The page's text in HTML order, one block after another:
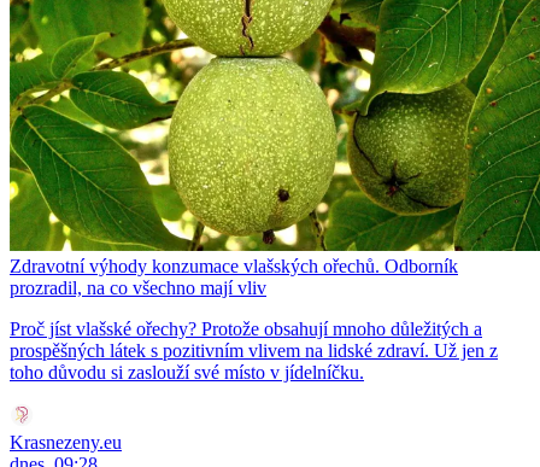
Zdravotní výhody konzumace vlašských ořechů. Odborník
prozradil, na co všechno mají vliv
Proč jíst vlašské ořechy? Protože obsahují mnoho důležitých a
prospěšných látek s pozitivním vlivem na lidské zdraví. Už jen z
toho důvodu si zaslouží své místo v jídelníčku.
Krasnezeny.eu